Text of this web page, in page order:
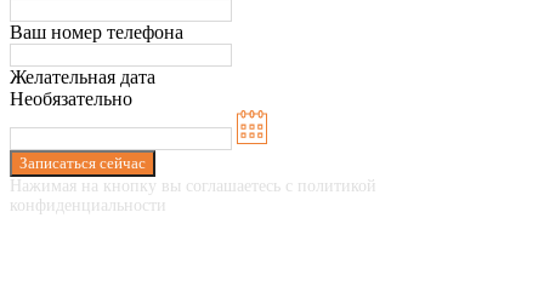
Ваш номер телефона
Желательная дата
Необязательно
Записаться сейчас
Нажимая на кнопку вы соглашаетесь с политикой
конфиденциальности